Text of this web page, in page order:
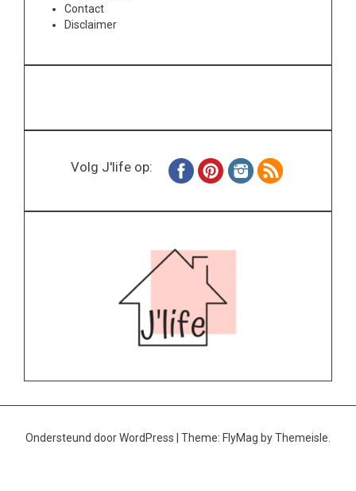
Contact
Disclaimer
Volg J'life op:
Ondersteund door WordPress Theme: FlyMag by Themeisle.